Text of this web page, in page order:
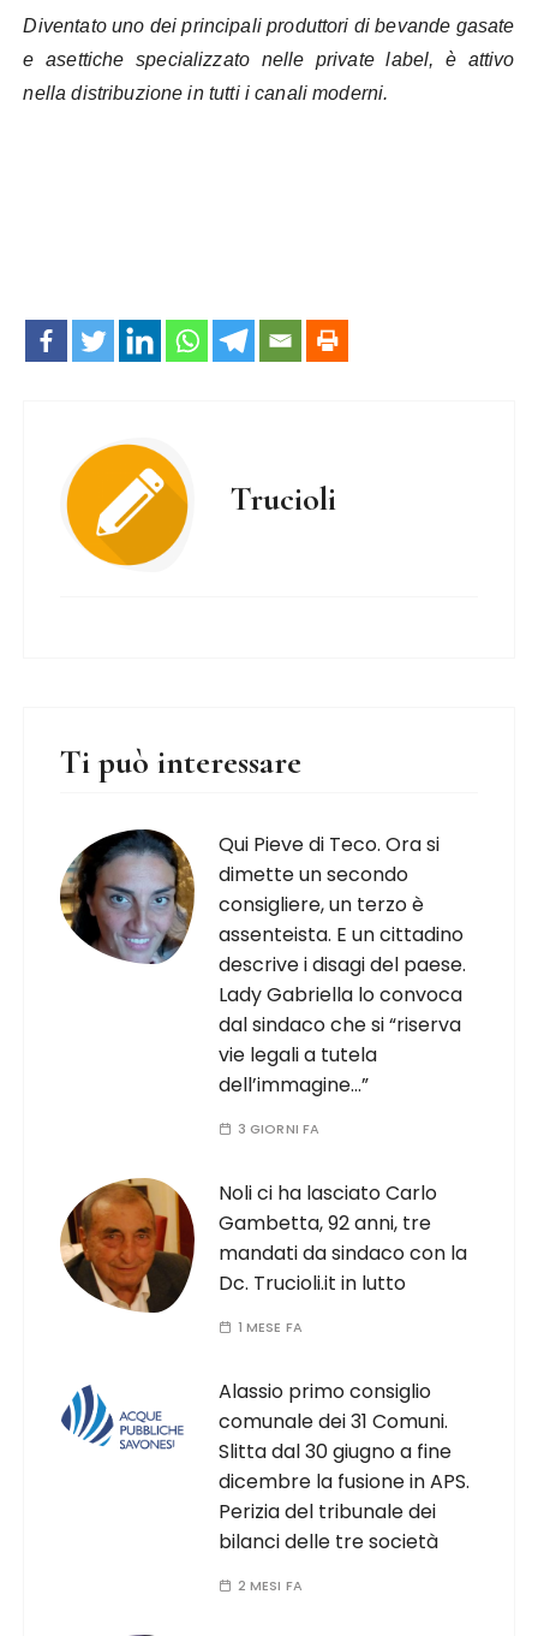
Diventato uno dei principali produttori di bevande gasate
e asettiche specializzato nelle private label, è attivo
nella distribuzione in tutti i canali moderni.
Trucioli
Ti può interessare
Qui Pieve di Teco. Ora si
dimette un secondo
consigliere, un terzo è
assenteista. E un cittadino
descrive i disagi del paese.
Lady Gabriella lo convoca
dal sindaco che si “riserva
vie legali a tutela
dell’immagine…”
3 GIORNI FA
Noli ci ha lasciato Carlo
Gambetta, 92 anni, tre
mandati da sindaco con la
Dc. Trucioli.it in lutto
1 MESE FA
Alassio primo consiglio
comunale dei 31 Comuni.
Slitta dal 30 giugno a fine
dicembre la fusione in APS.
Perizia del tribunale dei
bilanci delle tre società
2 MESI FA